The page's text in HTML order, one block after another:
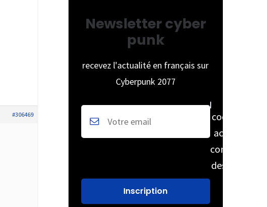
#306469
Newsletter cyber
punk
recevez l'actualité en français sur
Cyberpunk 2077
cochez pour
accepter la
conservation
des données